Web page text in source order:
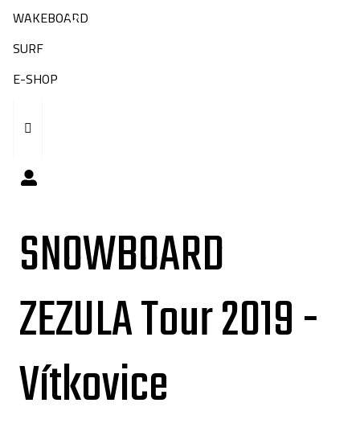
WAKEBOARD
SURF
E-SHOP
SNOWBOARD
ZEZULA Tour 2019 -
Vítkovice